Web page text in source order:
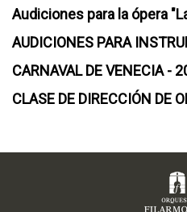
Audiciones para la ópera
AUDICIONES PARA
CARNAVAL DE VENECIA -
CLASE DE DIRECCIÓN DE